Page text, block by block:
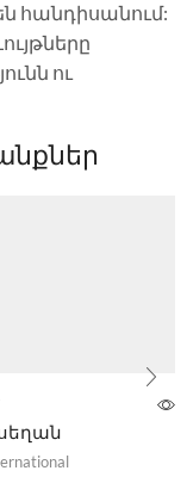
հանդիսանում:
ու